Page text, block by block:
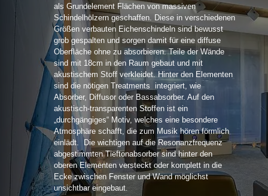
als Grundelement Flächen von massiven
Schindelhölzern geschaffen. Diese in verschiedenen
Größen verbauten Eichenschindeln sind bewusst
grob gespalten und sorgen damit für eine diffuse
Oberfläche ohne zu absorbieren. Teile der Wände
sind mit 18cm in den Raum gebaut und mit
akustischem Stoff verkleidet. Hinter den Elementen
sind die nötigen Treatments integriert, wie
Absorber, Diffusor oder Bassabsorber. Auf den
akustisch-transparenten Stoffen ist ein
„durchgängiges“ Motiv, welches eine besondere
Atmosphäre schafft, die zum Musik hören förmlich
einlädt. Die wichtigen auf die Resonanzfrequenz
abgestimmten Tieftonabsorber sind hinter den
oberen Elementen versteckt oder komplett in die
Ecke zwischen Fenster und Wand möglichst
unsichtbar eingebaut.